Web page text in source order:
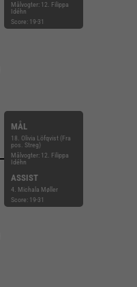
Målvogter: 12. Filippa
Idéhn
Score: 19-31
MÅL
18. Olivia Löfqvist (Fra
pos. Streg)
Målvogter: 12. Filippa
Idéhn
ASSIST
4. Michala Møller
Score: 19-31